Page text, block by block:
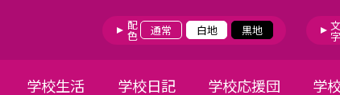
配色 通常 白地 黒地 文字
学校生活 学校日記 学校応援団 学